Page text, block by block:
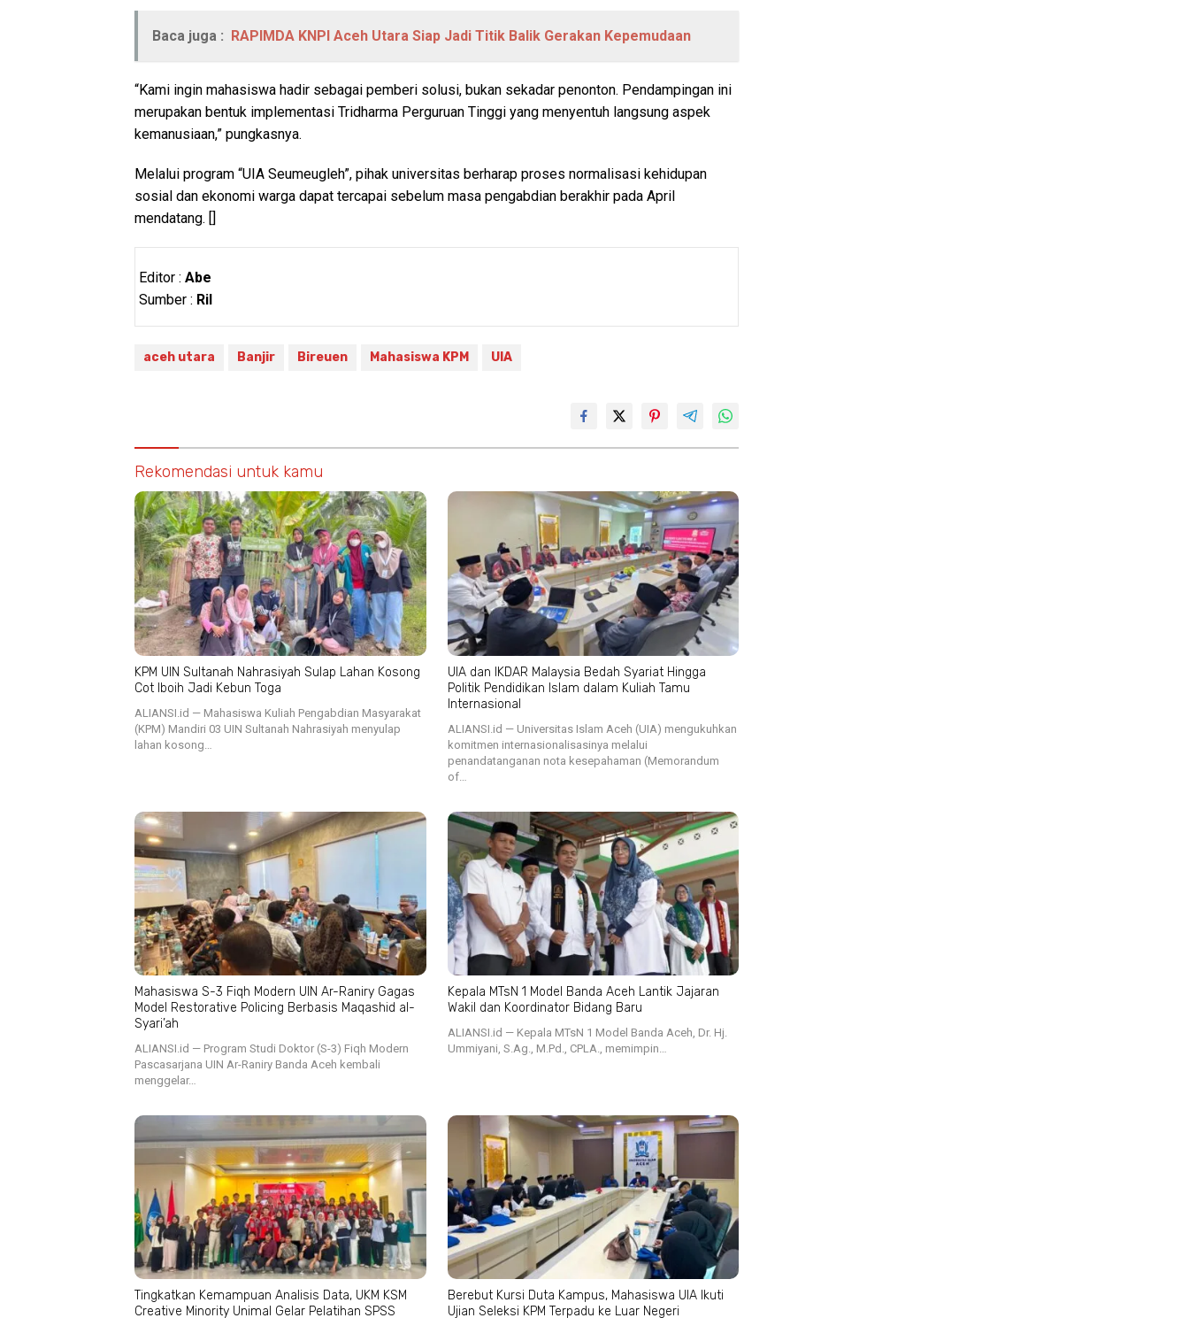
Baca juga : RAPIMDA KNPI Aceh Utara Siap Jadi Titik Balik Gerakan Kepemudaan
“Kami ingin mahasiswa hadir sebagai pemberi solusi, bukan sekadar penonton. Pendampingan ini
merupakan bentuk implementasi Tridharma Perguruan Tinggi yang menyentuh langsung aspek
kemanusiaan,” pungkasnya.
Melalui program “UIA Seumeugleh”, pihak universitas berharap proses normalisasi kehidupan
sosial dan ekonomi warga dapat tercapai sebelum masa pengabdian berakhir pada April
mendatang. []
Editor : Abe
Sumber : Ril
aceh utara Banjir Bireuen Mahasiswa KPM UIA
Rekomendasi untuk kamu
KPM UIN Sultanah Nahrasiyah Sulap Lahan Kosong
Cot Iboih Jadi Kebun Toga
ALIANSI.id — Mahasiswa Kuliah Pengabdian Masyarakat
(KPM) Mandiri 03 UIN Sultanah Nahrasiyah menyulap
lahan kosong…
UIA dan IKDAR Malaysia Bedah Syariat Hingga
Politik Pendidikan Islam dalam Kuliah Tamu
Internasional
ALIANSI.id — Universitas Islam Aceh (UIA) mengukuhkan
komitmen internasionalisasinya melalui
penandatanganan nota kesepahaman (Memorandum
of…
Mahasiswa S-3 Fiqh Modern UIN Ar-Raniry Gagas
Model Restorative Policing Berbasis Maqashid al-
Syari’ah
ALIANSI.id — Program Studi Doktor (S-3) Fiqh Modern
Pascasarjana UIN Ar-Raniry Banda Aceh kembali
menggelar…
Kepala MTsN 1 Model Banda Aceh Lantik Jajaran
Wakil dan Koordinator Bidang Baru
ALIANSI.id — Kepala MTsN 1 Model Banda Aceh, Dr. Hj.
Ummiyani, S.Ag., M.Pd., CPLA., memimpin…
Tingkatkan Kemampuan Analisis Data, UKM KSM
Creative Minority Unimal Gelar Pelatihan SPSS
Berebut Kursi Duta Kampus, Mahasiswa UIA Ikuti
Ujian Seleksi KPM Terpadu ke Luar Negeri